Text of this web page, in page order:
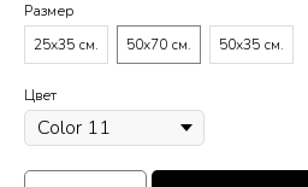
Размер
25х35 см.
50х70 см. 50х35 см.
Цвет